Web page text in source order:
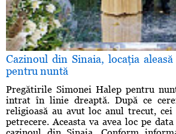
Cazinoul din Sinaia, locaţia
pentru nuntă
Pregătirile Simonei Halep pentru
intrat în linie dreaptă. După ce
religioasă au avut loc anul trecut, cei
petrecere. Aceasta va avea loc pe